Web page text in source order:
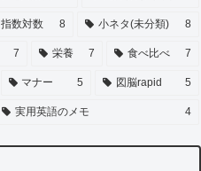
指数対数 8 小ネタ(未分類) 8
7 栄養 7 食べ比べ 7
マナー 5 図脳rapid 5
実用英語のメモ 4